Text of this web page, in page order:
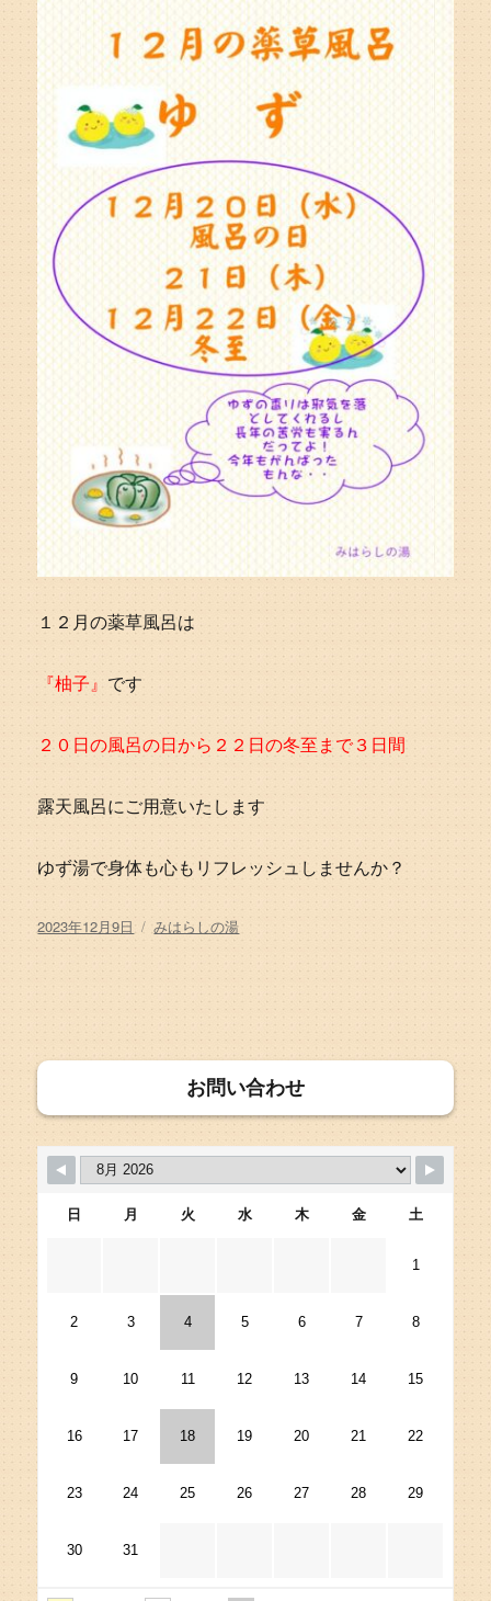
１２月の薬草風呂は
『柚子』 です
２０日の風呂の日から２２日の冬至まで３日間
露天風呂にご用意いたします
ゆず湯で身体も心もリフレッシュしませんか？
投
稿
2023年12月9日
カ
テ
みはらしの湯
お問い合わせ
日 月 火 水 木 金 土
1
2 3 4 5 6 7 8
9 10 11 12 13 14 15
16 17 18 19 20 21 22
23 24 25 26 27 28 29
30 31